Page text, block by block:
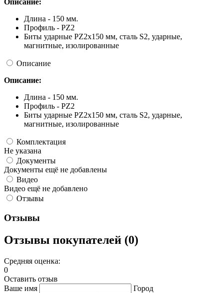
Описание:
Длина - 150 мм.
Профиль - PZ2
Биты ударные PZ2x150 мм, сталь S2, ударные,
магнитные, изолированные
Описание
Описание:
Длина - 150 мм.
Профиль - PZ2
Биты ударные PZ2x150 мм, сталь S2, ударные,
магнитные, изолированные
Комплектация
Не указана
Документы
Документы ещё не добавлены
Видео
Видео ещё не добавлено
Отзывы
Отзывы
Отзывы покупателей (0)
Средняя оценка:
0
Оставить отзыв
Ваше имя
Город